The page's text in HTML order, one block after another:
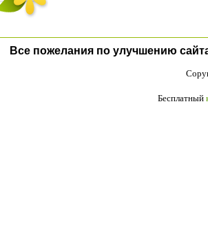
Все пожелания по улучшению
Бесплатный